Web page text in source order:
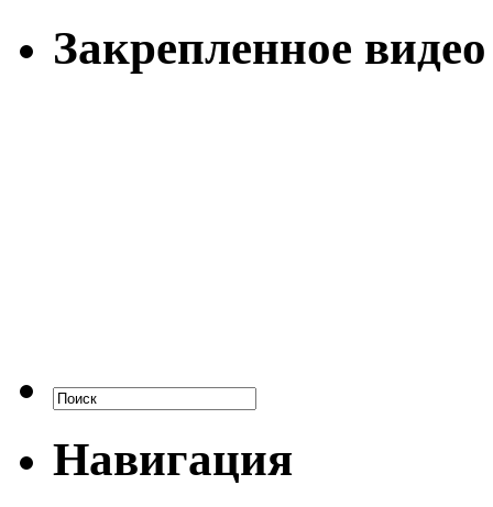
Закрепленное видео
Навигация